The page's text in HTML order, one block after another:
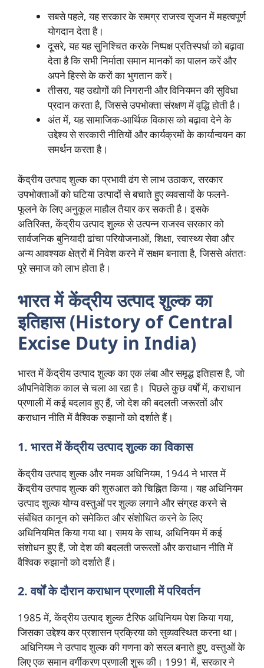
सबसे पहले, यह सरकार के समग्र राजस्व सृजन में महत्वपूर्ण
योगदान देता है।
दूसरे, यह यह सुनिश्चित करके निष्पक्ष प्रतिस्पर्धा को बढ़ावा
देता है कि सभी निर्माता समान मानकों का पालन करें और
अपने हिस्से के करों का भुगतान करें।
तीसरा, यह उद्योगों की निगरानी और विनियमन की सुविधा
प्रदान करता है, जिससे उपभोक्ता संरक्षण में वृद्धि होती है।
अंत में, यह सामाजिक-आर्थिक विकास को बढ़ावा देने के
उद्देश्य से सरकारी नीतियों और कार्यक्रमों के कार्यान्वयन का
समर्थन करता है।
केंद्रीय उत्पाद शुल्क का प्रभावी ढंग से लाभ उठाकर, सरकार
उपभोक्ताओं को घटिया उत्पादों से बचाते हुए व्यवसायों के फलने-
फूलने के लिए अनुकूल माहौल तैयार कर सकती है। इसके
अतिरिक्त, केंद्रीय उत्पाद शुल्क से उत्पन्न राजस्व सरकार को
सार्वजनिक बुनियादी ढांचा परियोजनाओं, शिक्षा, स्वास्थ्य सेवा और
अन्य आवश्यक क्षेत्रों में निवेश करने में सक्षम बनाता है, जिससे अंततः
पूरे समाज को लाभ होता है।
भारत में केंद्रीय उत्पाद शुल्क का
इतिहास (History of Central
Excise Duty in India)
भारत में केंद्रीय उत्पाद शुल्क का एक लंबा और समृद्ध इतिहास है, जो
औपनिवेशिक काल से चला आ रहा है। पिछले कुछ वर्षों में, कराधान
प्रणाली में कई बदलाव हुए हैं, जो देश की बदलती जरूरतों और
कराधान नीति में वैश्विक रुझानों को दर्शाते हैं।
1. भारत में केंद्रीय उत्पाद शुल्क का विकास
केंद्रीय उत्पाद शुल्क और नमक अधिनियम, 1944 ने भारत में
केंद्रीय उत्पाद शुल्क की शुरुआत को चिह्नित किया। यह अधिनियम
उत्पाद शुल्क योग्य वस्तुओं पर शुल्क लगाने और संग्रह करने से
संबंधित कानून को समेकित और संशोधित करने के लिए
अधिनियमित किया गया था। समय के साथ, अधिनियम में कई
संशोधन हुए हैं, जो देश की बदलती जरूरतों और कराधान नीति में
वैश्विक रुझानों को दर्शाते हैं।
2. वर्षों के दौरान कराधान प्रणाली में परिवर्तन
1985 में, केंद्रीय उत्पाद शुल्क टैरिफ अधिनियम पेश किया गया,
जिसका उद्देश्य कर प्रशासन प्रक्रिया को सुव्यवस्थित करना था।
अधिनियम ने उत्पाद शुल्क की गणना को सरल बनाते हुए, वस्तुओं के
लिए एक समान वर्गीकरण प्रणाली शुरू की। 1991 में, सरकार ने